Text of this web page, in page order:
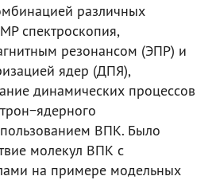
различных
спектроскопия,
резонансом (ЭПР) и
ядер (ДПЯ),
динамических процессов
ВПК. Было
молекул ВПК с
на примере модельных